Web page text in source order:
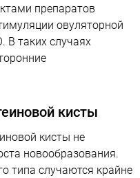
препаратов
овуляторной
В таких случаях
кисты
кисты не
новообразования.
типа случаются крайне